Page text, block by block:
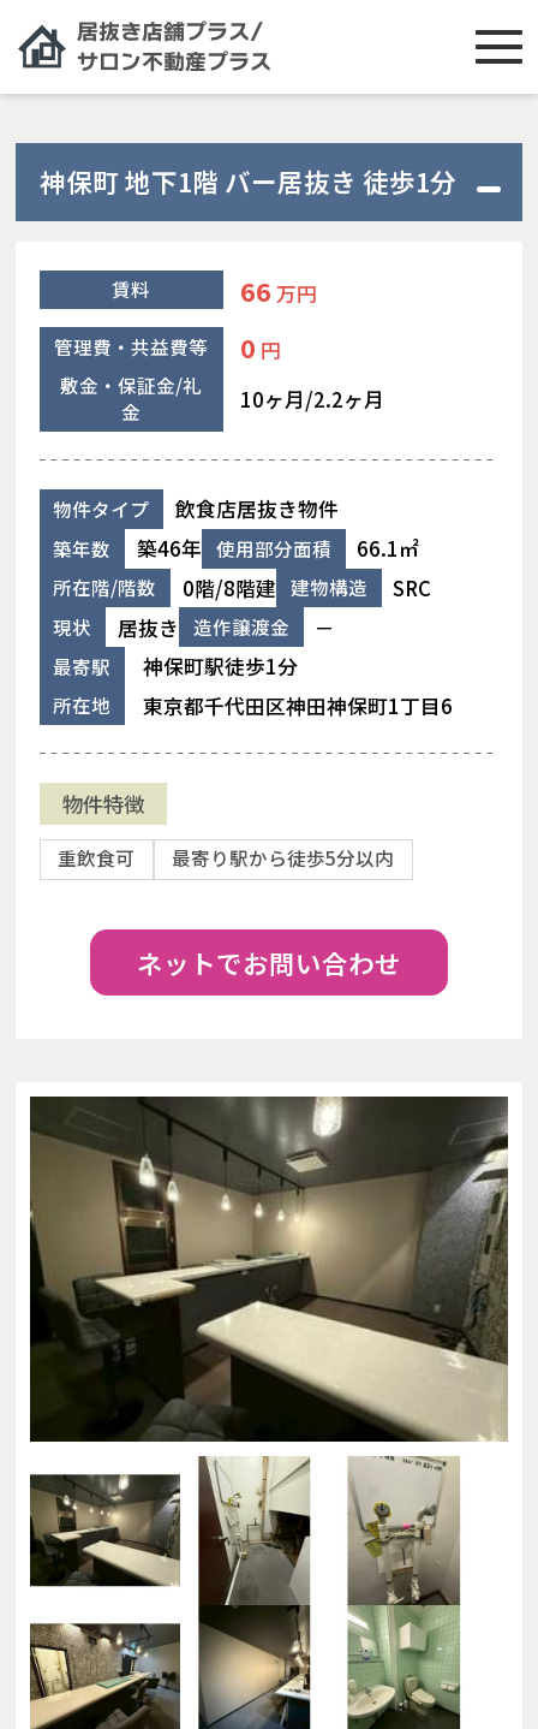
神保町 地下1階 バー居抜き 徒歩1分
賃料 66 万円
管理費・共益費等 0 円
敷金・保証金/礼
金
10ヶ月/2.2ヶ月
物件タイプ 飲食店居抜き物件
築年数 築46年 使用部分面積 66.1㎡
所在階/階数 0階/8階建 建物構造 SRC
現状 居抜き 造作譲渡金 －
最寄駅 神保町駅徒歩1分
所在地 東京都千代田区神田神保町1丁目6
物件特徴
重飲食可 最寄り駅から徒歩5分以内
ネットでお問い合わせ